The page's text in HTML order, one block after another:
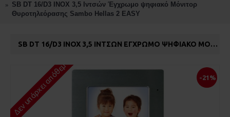
SB DT 16/D3 INOX 3,5 Ιντσών Έγχρωμο ψηφιακό Μόνιτορ
Θυροτηλεόρασης Sambo Hellas 2 EASY
SB DT 16/D3 INOX 3,5 ΙΝΤΣΏΝ ΈΓΧΡΩΜΟ ΨΗΦΙΑΚΌ ΜΌΝΙΤΟΡ ΘΥΡΟΤΗΛΕΌΡΑΣΗΣ SAMBO HELLAS 2 EASY
-21%
Δεν υπάρχει απόθεμα